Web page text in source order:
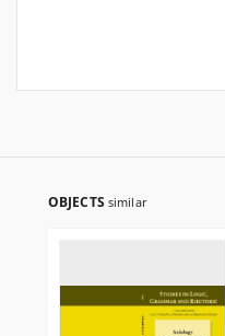
OBJECTS similar